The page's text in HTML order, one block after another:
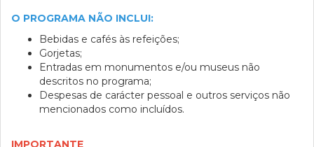
O PROGRAMA NÃO INCLUI:
Bebidas e cafés às refeições;
Gorjetas;
Entradas em monumentos e/ou museus não
descritos no programa;
Despesas de carácter pessoal e outros serviços não
mencionados como incluídos.
IMPORTANTE